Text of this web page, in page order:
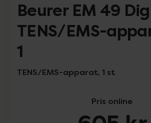
Beurer EM 49
TENS/EMS-
1
TENS/EMS-apparat, 1 st
Pris online